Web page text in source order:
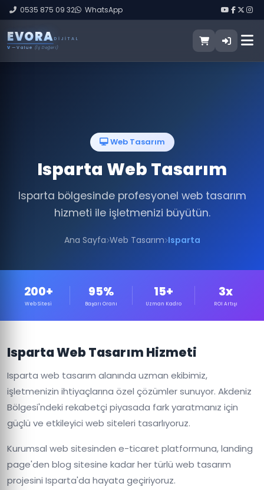
0535 875 09 32 WhatsApp
EVORA DIJITAL
V — Value (İş Değeri)
Web Tasarım
Isparta Web Tasarım
Isparta bölgesinde profesyonel web tasarım
hizmeti ile işletmenizi büyütün.
Ana Sayfa Web Tasarım Isparta
200+
Web Sitesi
95%
Başarı Oranı
15+
Uzman Kadro
3x
ROI Artışı
Isparta Web Tasarım Hizmeti
Isparta web tasarım alanında uzman ekibimiz,
işletmenizin ihtiyaçlarına özel çözümler sunuyor. Akdeniz
Bölgesi'ndeki rekabetçi piyasada fark yaratmanız için
güçlü ve etkileyici web siteleri tasarlıyoruz.
Kurumsal web sitesinden e-ticaret platformuna, landing
page'den blog sitesine kadar her türlü web tasarım
projesini Isparta'da hayata geçiriyoruz.